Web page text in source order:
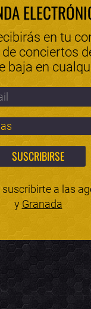
en tu
conciertos
baja en
a las
y Granada